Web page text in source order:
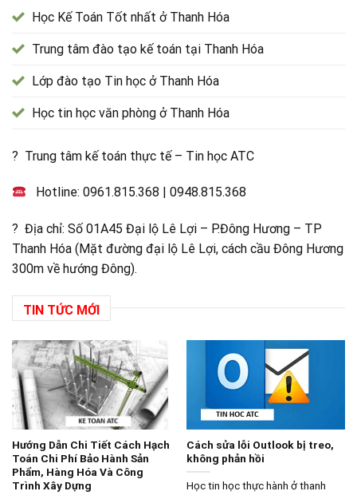
Học Kế Toán Tốt nhất ở Thanh Hóa
Trung tâm đào tạo kế toán tại Thanh Hóa
Lớp đào tạo Tin học ở Thanh Hóa
Học tin học văn phòng ở Thanh Hóa
? Trung tâm kế toán thực tế – Tin học ATC
Hotline:0961.815.368 |0948.815.368
? Địa chỉ: Số 01A45 Đại lộ Lê Lợi – P.Đông Hương – TP
Thanh Hóa (Mặt đường đại lộ Lê Lợi, cách cầu Đông Hương
300m về hướng Đông).
TIN TỨC MỚI
Hướng Dẫn Chi Tiết Cách Hạch
Toán Chi Phí Bảo Hành Sản
Phẩm, Hàng Hóa Và Công
Trình Xây Dựng
Cách sửa lỗi Outlook bị treo,
không phản hồi
Học tin học thực hành ở thanh